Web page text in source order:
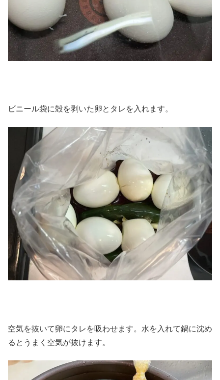
ビニール袋に殻を剥いた卵とタレを入れます。
空気を抜いて卵にタレを吸わせます。水を入れて鍋に沈め
るとうまく空気が抜けます。